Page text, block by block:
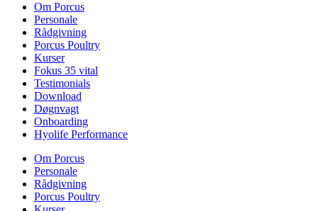
Om Porcus
Personale
Rådgivning
Porcus Poultry
Kurser
Fokus 35 vital
Testimonials
Download
Døgnvagt
Onboarding
Hyolife Performance
Om Porcus
Personale
Rådgivning
Porcus Poultry